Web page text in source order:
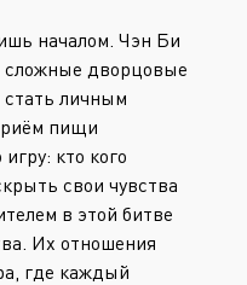
началом. Чэн Би
сложные дворцовые
личным
пищи
кто кого
свои чувства
в этой битве
Их отношения
где каждый